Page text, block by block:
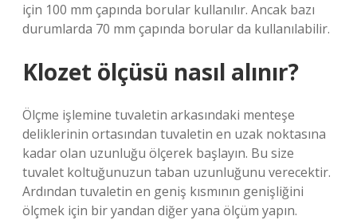
için 100 mm çapında borular kullanılır. Ancak bazı
durumlarda 70 mm çapında borular da kullanılabilir.
Klozet ölçüsü nasıl alınır?
Ölçme işlemine tuvaletin arkasındaki menteşe
deliklerinin ortasından tuvaletin en uzak noktasına
kadar olan uzunluğu ölçerek başlayın. Bu size
tuvalet koltuğunuzun taban uzunluğunu verecektir.
Ardından tuvaletin en geniş kısmının genişliğini
ölçmek için bir yandan diğer yana ölçüm yapın.